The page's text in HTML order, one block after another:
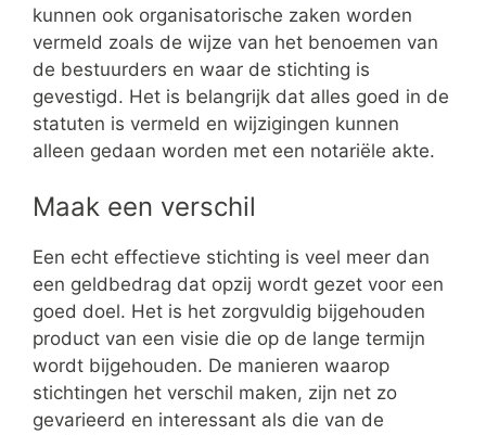
kunnen ook organisatorische zaken worden
vermeld zoals de wijze van het benoemen van
de bestuurders en waar de stichting is
gevestigd. Het is belangrijk dat alles goed in de
statuten is vermeld en wijzigingen kunnen
alleen gedaan worden met een notariële akte.
Maak een verschil
Een echt effectieve stichting is veel meer dan
een geldbedrag dat opzij wordt gezet voor een
goed doel. Het is het zorgvuldig bijgehouden
product van een visie die op de lange termijn
wordt bijgehouden. De manieren waarop
stichtingen het verschil maken, zijn net zo
gevarieerd en interessant als die van de